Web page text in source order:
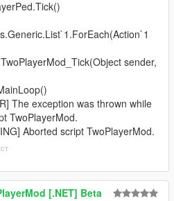
sender,
The exception was thrown while
TwoPlayerMod.
Aborted script TwoPlayerMod.
[.NET] Beta